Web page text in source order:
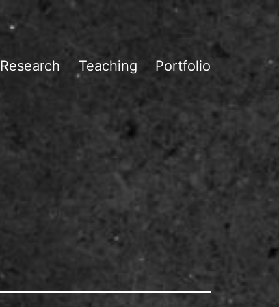
Research Teaching Portfolio